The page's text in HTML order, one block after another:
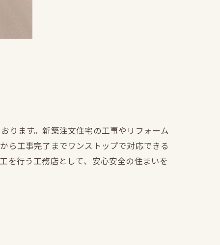
ります。新築注文住宅の工事やリフォーム
ら工事完了までワンストップで対応できる
を行う工務店として、安心安全の住まいを